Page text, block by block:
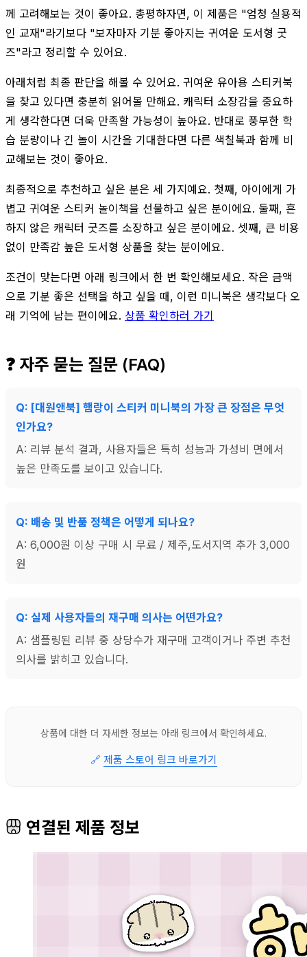
께 고려해보는 것이 좋아요. 총평하자면, 이 제품은 "엄청 실용적
인 교재"라기보다 "보자마자 기분 좋아지는 귀여운 도서형 굿
즈"라고 정리할 수 있어요.
아래처럼 최종 판단을 해볼 수 있어요. 귀여운 유아용 스티커북
을 찾고 있다면 충분히 읽어볼 만해요. 캐릭터 소장감을 중요하
게 생각한다면 더욱 만족할 가능성이 높아요. 반대로 풍부한 학
습 분량이나 긴 놀이 시간을 기대한다면 다른 색칠북과 함께 비
교해보는 것이 좋아요.
최종적으로 추천하고 싶은 분은 세 가지예요. 첫째, 아이에게 가
볍고 귀여운 스티커 놀이책을 선물하고 싶은 분이에요. 둘째, 흔
하지 않은 캐릭터 굿즈를 소장하고 싶은 분이에요. 셋째, 큰 비용
없이 만족감 높은 도서형 상품을 찾는 분이에요.
조건이 맞는다면 아래 링크에서 한 번 확인해보세요. 작은 금액
으로 기분 좋은 선택을 하고 싶을 때, 이런 미니북은 생각보다 오
래 기억에 남는 편이에요. 상품 확인하러 가기
❓ 자주 묻는 질문 (FAQ)
Q: [대원앤북] 햄랑이 스티커 미니북의 가장 큰 장점은 무엇
인가요?
A: 리뷰 분석 결과, 사용자들은 특히 성능과 가성비 면에서
높은 만족도를 보이고 있습니다.
Q: 배송 및 반품 정책은 어떻게 되나요?
A: 6,000원 이상 구매 시 무료 / 제주,도서지역 추가 3,000
원
Q: 실제 사용자들의 재구매 의사는 어떤가요?
A: 샘플링된 리뷰 중 상당수가 재구매 고객이거나 주변 추천
의사를 밝히고 있습니다.
상품에 대한 더 자세한 정보는 아래 링크에서 확인하세요.
🔗 제품 스토어 링크 바로가기
연결된 제품 정보